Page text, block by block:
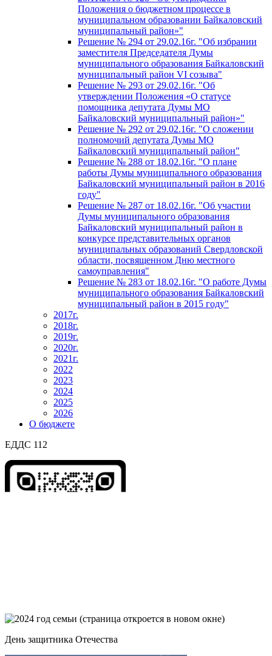
Положения о бюджетном процессе в
муниципальном образовании Байкаловский
муниципальный район»"
Решение № 294 от 29.02.16г. "Об избрании
заместителя Председателя Думы
муниципального образования Байкаловский
муниципальный район VI созыва"
Решение № 293 от 29.02.16г. "Об
утверждении Положения «О статусе
помощника депутата Думы МО
Байкаловский муниципальный район»"
Решение № 292 от 29.02.16г. "О сложении
полномочий депутата Думы МО
Байкаловский муниципальный район"
Решение № 288 от 18.02.16г. "О плане
работы Думы муниципального образования
Байкаловский муниципальный район в 2016
году"
Решение № 287 от 18.02.16г. "Об участии
Думы муниципального образования
Байкаловский муниципальный район в
конкурсе представительных органов
муниципальных образований Свердловской
области, посвященном Дню местного
самоуправления"
Решение № 283 от 18.02.16г. "О работе Думы
муниципального образования Байкаловский
муниципальный район в 2015 году"
2017г.
2018г.
2019г.
2020г.
2021г.
2022
2023
2024
2025
2026
О бюджете
ЕДДС 112
День защитника Отечества